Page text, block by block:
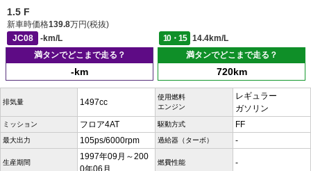
1.5 F
新車時価格139.8万円(税抜)
JC08
-km/L 10・15
14.4km/L
満タンでどこまで走る？
-km
満タンでどこまで走る？
720km
排気量 1497cc
使用燃料
エンジン
レギュラー
ガソリン
ミッション フロア4AT 駆動方式 FF
最大出力 105ps/6000rpm 過給器（ターボ） -
生産期間
1997年09月～200
燃費性能 -